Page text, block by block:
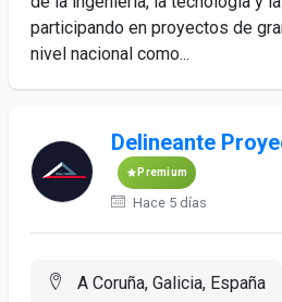
participando en proyectos de
nivel nacional como...
Delineante
Premium
Hace 5 días
A Coruña, Galicia, España